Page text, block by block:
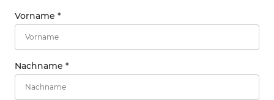
Vorname *
Nachname *